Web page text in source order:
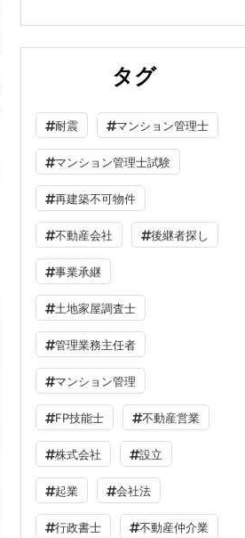
タグ
耐震 マンション管理士
マンション管理士試験
再建築不可物件
不動産会社 後継者探し
事業承継
土地家屋調査士
管理業務主任者
マンション管理
FP技能士 不動産営業
株式会社 設立
起業 会社法
行政書士 不動産仲介業